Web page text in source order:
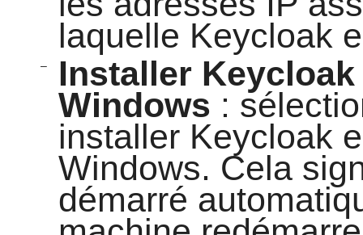
laquelle Keycloak
–
Installer
Windows :
installer Keycloak
Windows. Cela
démarré